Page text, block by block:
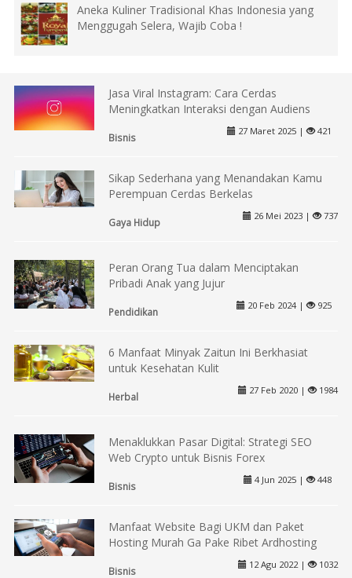
Aneka Kuliner Tradisional Khas Indonesia yang
Menggugah Selera, Wajib Coba !
Jasa Viral Instagram: Cara Cerdas
Meningkatkan Interaksi dengan Audiens
Bisnis
27 Maret 2025 | 421
Sikap Sederhana yang Menandakan Kamu
Perempuan Cerdas Berkelas
Gaya Hidup
26 Mei 2023 | 737
Peran Orang Tua dalam Menciptakan
Pribadi Anak yang Jujur
Pendidikan
20 Feb 2024 | 925
6 Manfaat Minyak Zaitun Ini Berkhasiat
untuk Kesehatan Kulit
Herbal
27 Feb 2020 | 1984
Menaklukkan Pasar Digital: Strategi SEO
Web Crypto untuk Bisnis Forex
Bisnis
4 Jun 2025 | 448
Manfaat Website Bagi UKM dan Paket
Hosting Murah Ga Pake Ribet Ardhosting
Bisnis
12 Agu 2022 | 1032